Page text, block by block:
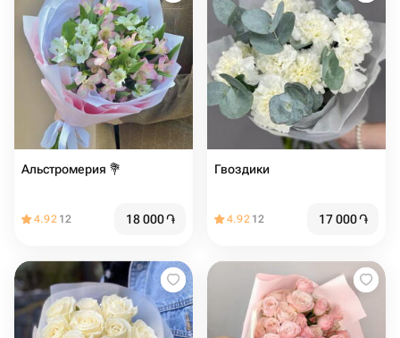
Альстромерия 💐
4.92 12 18 000֏
Гвоздики
4.92 12 17 000֏